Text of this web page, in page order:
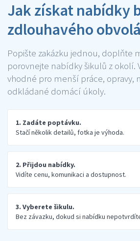
Jak získat nabídky
zdlouhavého
Popište zakázku jednou, doplňte
porovnejte nabídky šikulů z okolí.
vhodné pro menší práce, opravy,
odkládané domácí úkoly.
1. Zadáte poptávku.
Stačí několik detailů, fotka je výhoda.
2. Přijdou nabídky.
Vidíte cenu, komunikaci a dostupnost.
3. Vyberete šikulu.
Bez závazku, dokud si nabídku